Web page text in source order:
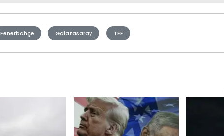
Fenerbahçe Galatasaray TFF